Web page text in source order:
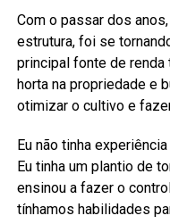
Com o passar dos
estrutura, foi se
principal fonte de renda
horta na propriedade e
otimizar o cultivo e
Eu não tinha
Eu tinha um plantio de
ensinou a fazer o
tínhamos habilidades